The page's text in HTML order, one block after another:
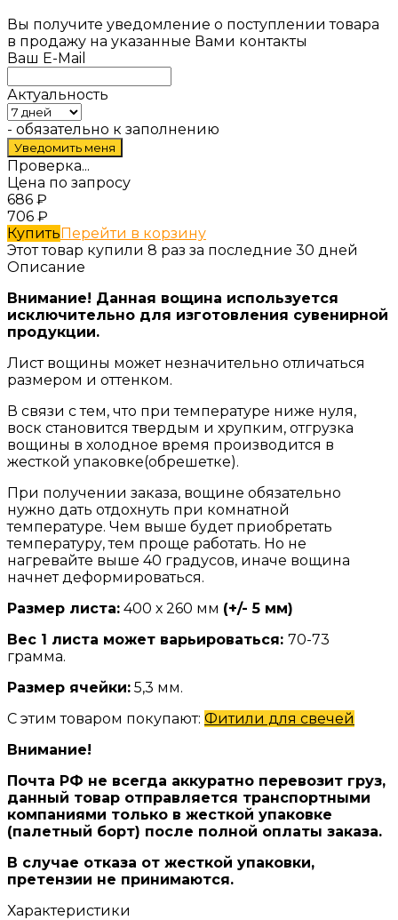
Вы получите уведомление о поступлении товара
в продажу на указанные Вами контакты
Ваш E-Mail
Актуальность
- обязательно к заполнению
Проверка...
Цена по запросу
686 ₽
706 ₽
КупитьПерейти в корзину
Этот товар купили 8 раз за последние 30 дней
Описание
Внимание! Данная вощина используется
исключительно для изготовления сувенирной
продукции.
Лист вощины может незначительно отличаться
размером и оттенком.
В связи с тем, что при температуре ниже нуля,
воск становится твердым и хрупким, отгрузка
вощины в холодное время производится в
жесткой упаковке(обрешетке).
При получении заказа, вощине обязательно
нужно дать отдохнуть при комнатной
температуре. Чем выше будет приобретать
температуру, тем проще работать. Но не
нагревайте выше 40 градусов, иначе вощина
начнет деформироваться.
Размер листа: 400 х 260 мм (+/- 5 мм)
Вес 1 листа может варьироваться: 70-73
грамма.
Размер ячейки: 5,3 мм.
С этим товаром покупают: Фитили для свечей
Внимание!
Почта РФ не всегда аккуратно перевозит груз,
данный товар отправляется транспортными
компаниями только в жесткой упаковке
(палетный борт) после полной оплаты заказа.
В случае отказа от жесткой упаковки,
претензии не принимаются.
Характеристики